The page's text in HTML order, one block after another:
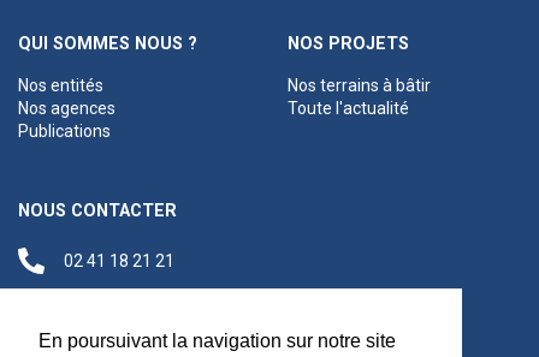
En poursuivant la navigation sur notre site
QUI SOMMES NOUS ?
Nos entités
Nos agences
Publications
NOS PROJETS
Nos terrains à bâtir
Toute l'actualité
NOUS CONTACTER
02 41 18 21 21
Siège social